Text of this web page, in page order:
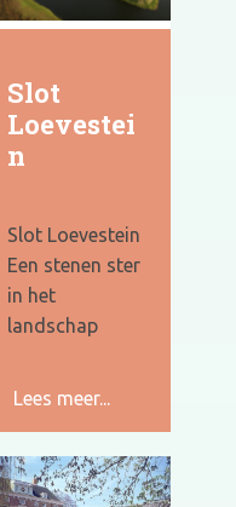
Slot
Loevestei
n
Slot Loevestein
Een stenen ster
in het
landschap
Lees meer...